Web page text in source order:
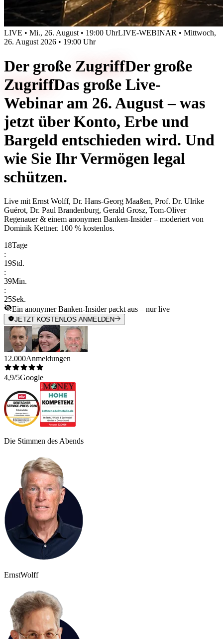
LIVE • Mi., 26. August • 19:00 UhrLIVE-WEBINAR • Mittwoch,
26. August 2026 • 19:00 Uhr
Der große ZugriffDer große
ZugriffDas große Live-
Webinar am 26. August – was
jetzt über Konto, Erbe und
Bargeld entschieden wird. Und
wie Sie Ihr Vermögen legal
schützen.
Live mitErnst Wolff, Dr. Hans-Georg Maaßen, Prof. Dr. Ulrike
Guérot, Dr. Paul Brandenburg, Gerald Grosz, Tom-Oliver
Regenauer & einem anonymen Banken-Insider– moderiert von
Dominik Kettner. 100 % kostenlos.
18Tage
:
19Std.
:
39Min.
:
25Sek.
Ein anonymer Banken-Insider packt aus – nur live
JETZT KOSTENLOS ANMELDEN
12.000Anmeldungen
4,9/5Google
Die Stimmen des Abends
ErnstWolff